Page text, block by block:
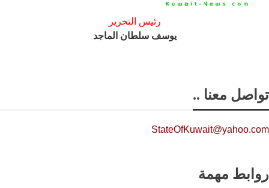
رئيس التحرير
يوسف سلطان الماجد
تواصل معنا ..
StateOfKuwait@yahoo.com
روابط مهمة